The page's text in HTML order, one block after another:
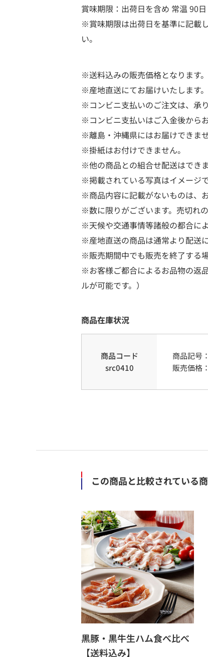
賞味期限：出荷日を含め 常温 90日
※賞味期限は出荷日を基準に記載
い。
※送料込みの販売価格となります。
※産地直送にてお届けいたします。
※コンビニ支払いのご注文は、承
※コンビニ支払いはご入金後から
※離島・沖縄県にはお届けできませ
※掛紙はお付けできません。
※他の商品との組合せ配送はできま
※掲載されている写真はイメージで
※商品内容に記載がないものは、
※数に限りがございます。売切れ
※天候や交通事情等諸般の都合に
※産地直送の商品は通常より配送
※販売期間中でも販売を終了する
※お客様ご都合によるお品物の返
ルが可能です。）
商品在庫状況
商品コード
src0410
商品記号：
販売価格：
この商品と比較されている
黒豚・黒牛生ハム食べ比べ
【送料込み】